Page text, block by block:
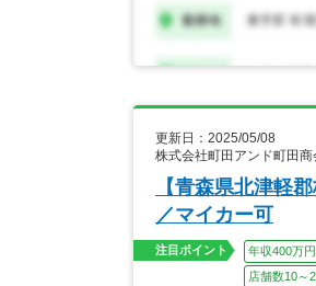
更新日：2025/05/08
株式会社町田アンド町田
【青森県北津軽
／マイカー可
注目ポイント 年収400万
店舗数10～